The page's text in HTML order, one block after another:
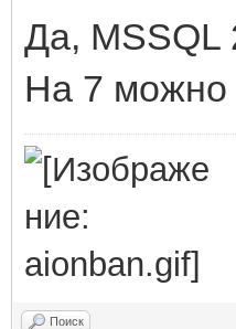
Да, MSSQL
На 7 можно
Поиск